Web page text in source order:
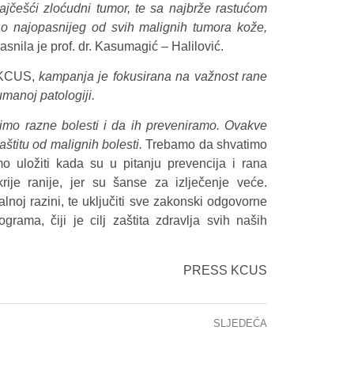
zloćudni tumor, te sa najbrže rastućom
najopasnijeg od svih malignih tumora kože,
je prof. dr. Kasumagić – Halilović.
kampanja je fokusirana na važnost rane
patologiji.
razne bolesti i da ih preveniramo. Ovakve
od malignih bolesti.Trebamo da shvatimo
uložiti kada su u pitanju prevencija i rana
ranije, jer su šanse za izlječenje veće.
razini, te uključiti sve zakonski odgovorne
čiji je cilj zaštita zdravlja svih naših
PRESS KCUS
SLJEDEĆA